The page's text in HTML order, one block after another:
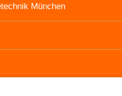
München